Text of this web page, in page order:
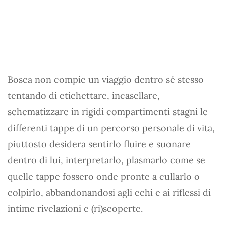
Bosca non compie un viaggio dentro sé stesso
tentando di etichettare, incasellare,
schematizzare in rigidi compartimenti stagni le
differenti tappe di un percorso personale di vita,
piuttosto desidera sentirlo fluire e suonare
dentro di lui, interpretarlo, plasmarlo come se
quelle tappe fossero onde pronte a cullarlo o
colpirlo, abbandonandosi agli echi e ai riflessi di
intime rivelazioni e (ri)scoperte.